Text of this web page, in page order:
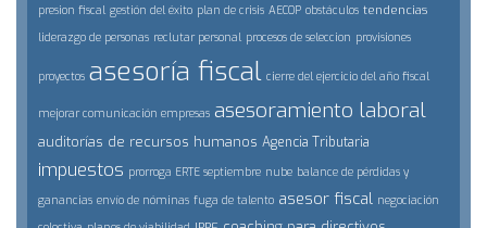
presion fiscal gestión del éxito plan de crisis AECOP obstáculos tendencias
liderazgo de personas reclutar personal procesos de seleccion provisiones
proyectos asesoría fiscal cierre del ejercicio del año fiscal
mejorar comunicación empresas asesoramiento laboral
auditorías de recursos humanos Agencia Tributaria
impuestos prorroga ERTE septiembre nube balance de pérdidas y
ganancias envío de nóminas fuga de talento asesor fiscal negociación